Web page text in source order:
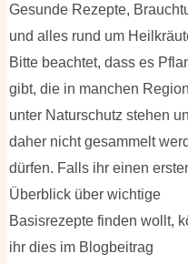
Gesunde Rezepte,
und alles rund um
Bitte beachtet, dass es
gibt, die in manchen
unter Naturschutz stehen
daher nicht gesammelt
dürfen. Falls ihr einen
Überblick über wichtige
Basisrezepte finden wollt,
ihr dies im Blogbeitrag